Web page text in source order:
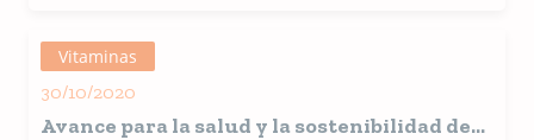
Mascotas
Vitaminas
30/10/2020
Avance para la salud y la sostenibilidad de